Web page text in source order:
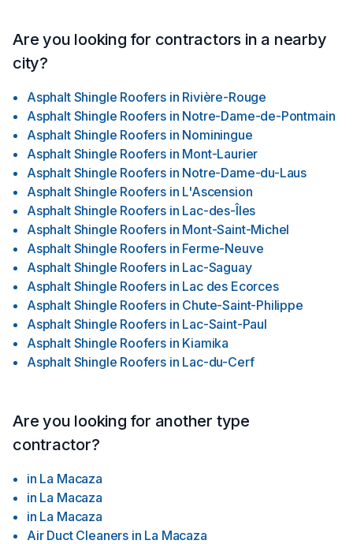
Are you looking for contractors in a nearby
city?
Asphalt Shingle Roofers in Rivière-Rouge
Asphalt Shingle Roofers in Notre-Dame-de-Pontmain
Asphalt Shingle Roofers in Nominingue
Asphalt Shingle Roofers in Mont-Laurier
Asphalt Shingle Roofers in Notre-Dame-du-Laus
Asphalt Shingle Roofers in L'Ascension
Asphalt Shingle Roofers in Lac-des-Îles
Asphalt Shingle Roofers in Mont-Saint-Michel
Asphalt Shingle Roofers in Ferme-Neuve
Asphalt Shingle Roofers in Lac-Saguay
Asphalt Shingle Roofers in Lac des Ecorces
Asphalt Shingle Roofers in Chute-Saint-Philippe
Asphalt Shingle Roofers in Lac-Saint-Paul
Asphalt Shingle Roofers in Kiamika
Asphalt Shingle Roofers in Lac-du-Cerf
Are you looking for another type
contractor?
in La Macaza
in La Macaza
in La Macaza
Air Duct Cleaners in La Macaza